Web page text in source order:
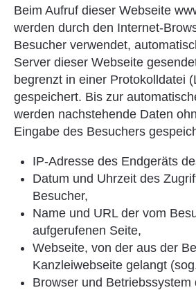
Beim Aufruf dieser Webseite
werden durch den Internet-
Besucher verwendet,
Server dieser Webseite
begrenzt in einer Protokolldatei
gespeichert. Bis zur
werden nachstehende Daten
Eingabe des Besuchers
IP-Adresse des Endgeräts
Datum und Uhrzeit des
Besucher,
Name und URL der vom
aufgerufenen Seite,
Webseite, von der aus der
Kanzleiwebseite gelangt
Browser und Betriebssystem